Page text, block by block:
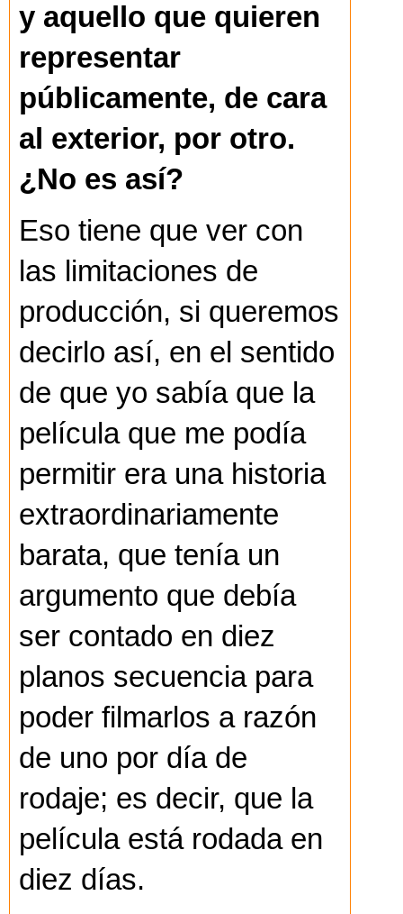
y aquello que quieren
representar
públicamente, de cara
al exterior, por otro.
¿No es así?
Eso tiene que ver con
las limitaciones de
producción, si queremos
decirlo así, en el sentido
de que yo sabía que la
película que me podía
permitir era una historia
extraordinariamente
barata, que tenía un
argumento que debía
ser contado en diez
planos secuencia para
poder filmarlos a razón
de uno por día de
rodaje; es decir, que la
película está rodada en
diez días.